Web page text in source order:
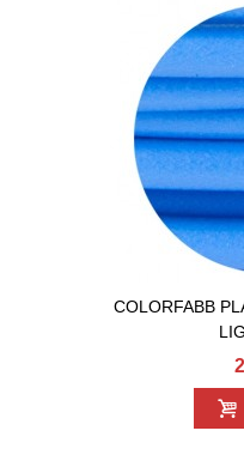
COLORFABB